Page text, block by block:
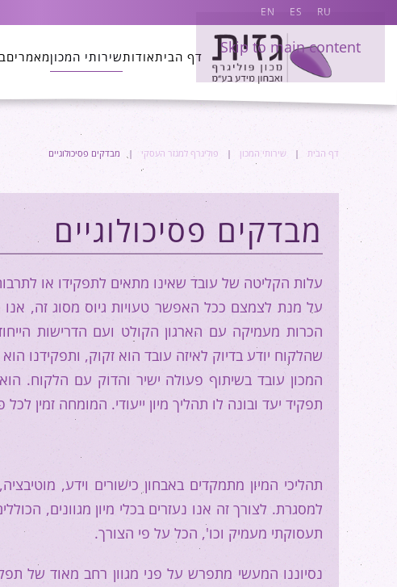
Skip to main content
RU
ES
EN
דף הביתאודותשירותי המכוןמאמרים
דף הבית שירותי המכון פוליגרף למגזר העסקי מבדקים פסיכולוגיים
מבדקים פסיכולוגיים
עלות הקליטה של עובד שאינו מתאים לתפקידו או
על מנת לצמצם ככל האפשר טעויות גיוס מסוג זה,
הכרות מעמיקה עם הארגון הקולט ועם הדרישות
שהלקוח יודע בדיוק לאיזה עובד הוא זקוק, ותפקידנו
המכון עובד בשיתוף פעולה ישיר והדוק עם הלקוח.
תפקיד יעד ובונה לו תהליך מיון ייעודי. המומחה זמין
תהליכי המיון מתמקדים באבחון כישורים וידע,
למסגרת. לצורך זה אנו נעזרים בכלי מיון מגוונים,
תעסוקתי מעמיק וכו', הכל על פי הצורך.
נסיוננו המעשי מתפרש על פני מגוון רחב מאוד של